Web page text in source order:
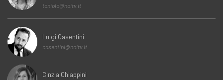
toniolo@noitv.it
Luigi Casentini
casentini@noitv.it
Cinzia Chiappini